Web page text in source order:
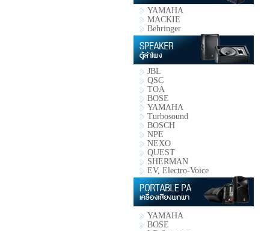
YAMAHA
MACKIE
Behringer
JBL
QSC
TOA
BOSE
YAMAHA
Turbosound
BOSCH
NPE
NEXO
QUEST
SHERMAN
EV, Electro-Voice
YAMAHA
BOSE